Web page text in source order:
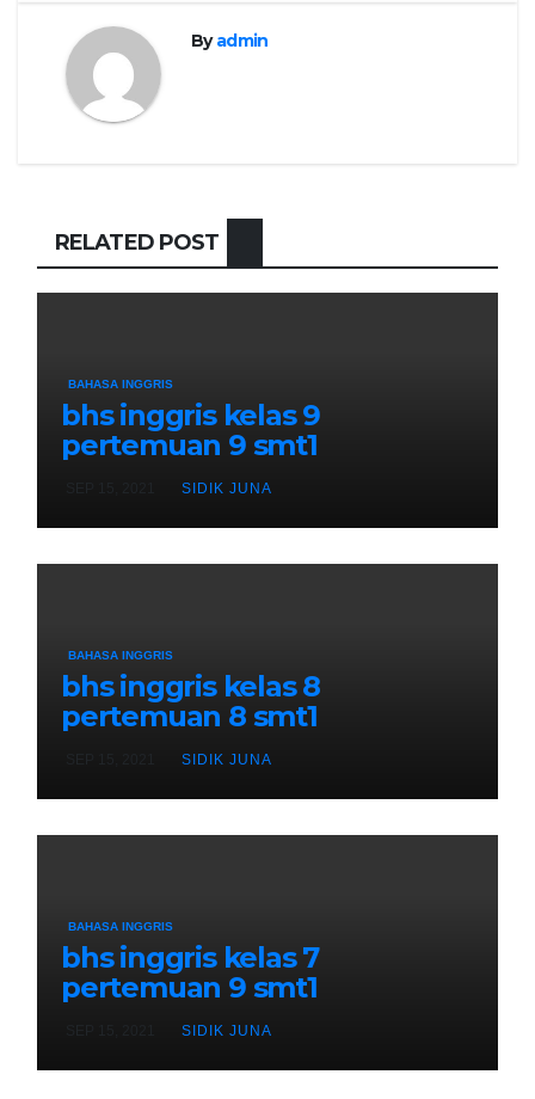
Byadmin
RELATED POST
BAHASA INGGRIS
bhs inggris kelas 9
pertemuan 9 smt1
SIDIK JUNA
BAHASA INGGRIS
bhs inggris kelas 8
pertemuan 8 smt1
SIDIK JUNA
BAHASA INGGRIS
bhs inggris kelas 7
pertemuan 9 smt1
SIDIK JUNA